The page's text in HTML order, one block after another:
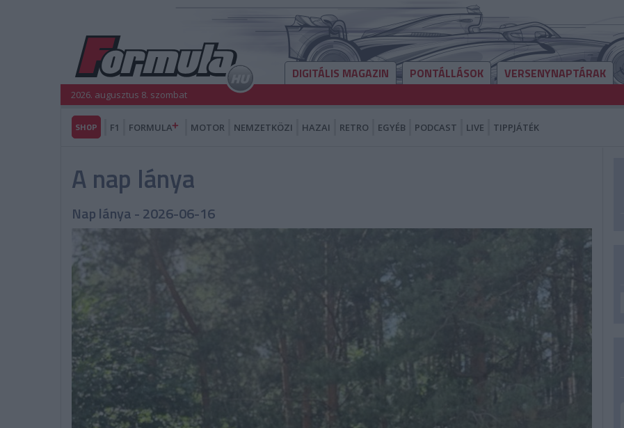
DIGITÁLIS MAGAZIN PONTÁLLÁSOK VERSENYNAPTÁRAK
2026. augusztus 8. szombat
SHOP F1 FORMULA MOTOR NEMZETKÖZI HAZAI RETRO EGYÉB PODCAST LIVE TIPPJÁTÉK
A nap lánya
Nap lánya - 2026-06-16